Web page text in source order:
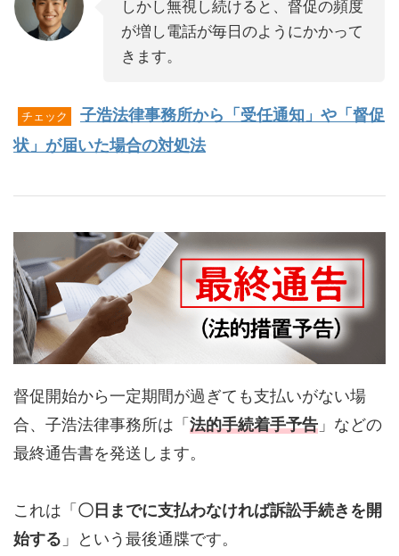
しかし無視し続けると、督促の頻度
が増し電話が毎日のようにかかって
きます。
チェック
子浩法律事務所から「受任通知」や「督促
状」が届いた場合の対処法
督促開始から一定期間が過ぎても支払いがない場
合、子浩法律事務所は「法的手続着手予告 」などの
最終通告書を発送します。
これは「〇日までに支払わなければ訴訟手続きを開
始する 」という最後通牒です。